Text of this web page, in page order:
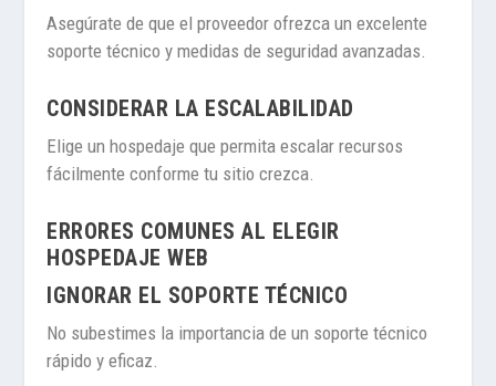
Asegúrate de que el proveedor ofrezca un excelente
soporte técnico y medidas de seguridad avanzadas.
CONSIDERAR LA ESCALABILIDAD
Elige un hospedaje que permita escalar recursos
fácilmente conforme tu sitio crezca.
ERRORES COMUNES AL ELEGIR
HOSPEDAJE WEB
IGNORAR EL SOPORTE TÉCNICO
No subestimes la importancia de un soporte técnico
rápido y eficaz.